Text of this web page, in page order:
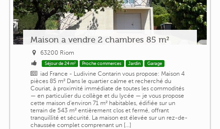
Maison a vendre 2 chambres 85 m²
63200 Riom
Séjour de 24 m² Proche commerces Jardin Garage
iad France - Ludivine Contarin vous propose: Maison 4
pièces 85 m² Dans le quartier calme et recherché du
Couriat, à proximité immédiate de toutes les commodités
— en particulier du collège et du lycée — je vous propose
cette maison d'environ 71 m² habitables, édifiée sur un
terrain de 543 m² entièrement clos et fermé, offrant
tranquillité et sécurité. La maison est élevée sur un rez-de-
chaussée complet comprenant un [...]